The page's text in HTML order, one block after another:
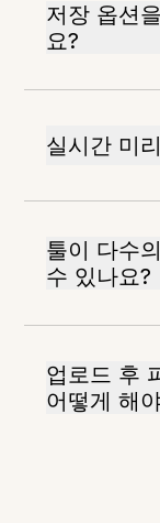
저장 옵션
요?
실시간 미
툴이 다수
수 있나요?
업로드 후
어떻게 해